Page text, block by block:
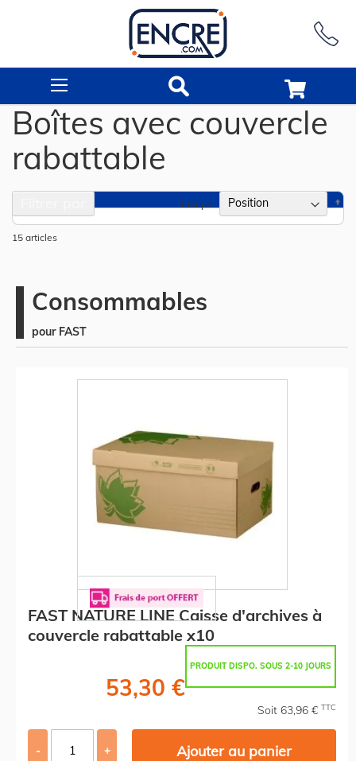
Boîtes avec couvercle
rabattable
15 articles
Trier par
Consommables
pour FAST
FAST NATURE LINE Caisse d'archives à
couvercle rabattable x10
PRODUIT DISPO. SOUS 2-10 JOURS
53,30 €
Soit 63,96 € TTC
- + Ajouter au panier